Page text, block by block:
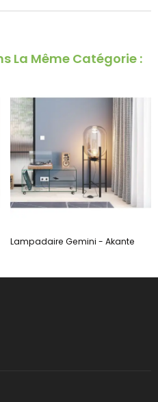
La Même Catégorie :
Lampadaire Gemini - Akante